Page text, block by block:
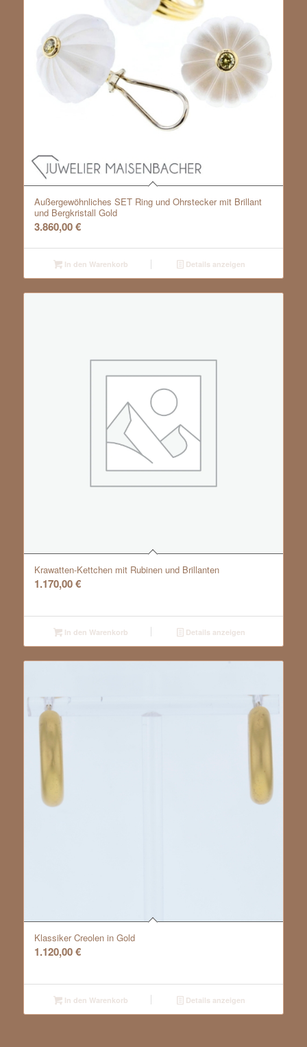
Außergewöhnliches SET Ring und Ohrstecker mit Brillant
und Bergkristall Gold
3.860,00€
In den Warenkorb Details anzeigen
Krawatten-Kettchen mit Rubinen und Brillanten
1.170,00€
In den Warenkorb Details anzeigen
Klassiker Creolen in Gold
1.120,00€
In den Warenkorb Details anzeigen